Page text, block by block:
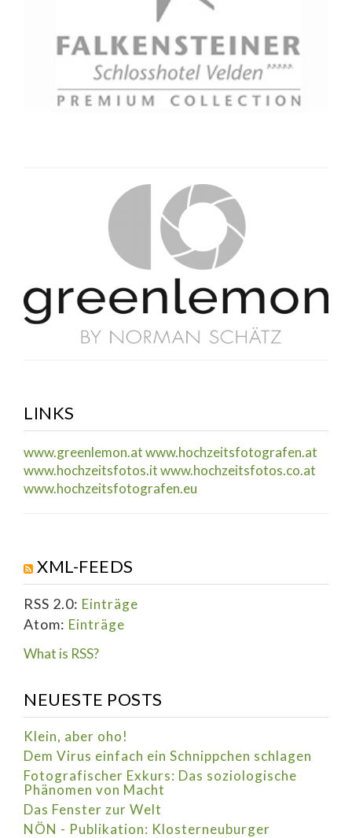
LINKS
www.greenlemon.atwww.hochzeitsfotografen.at
www.hochzeitsfotos.itwww.hochzeitsfotos.co.at
www.hochzeitsfotografen.eu
XML-FEEDS
RSS 2.0: Einträge
Atom: Einträge
What is RSS?
NEUESTE POSTS
Klein, aber oho!
Dem Virus einfach ein Schnippchen schlagen
Fotografischer Exkurs: Das soziologische
Phänomen von Macht
Das Fenster zur Welt
NÖN - Publikation: Klosterneuburger